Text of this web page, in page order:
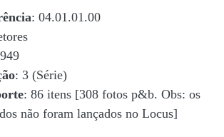
: 04.01.01.00
: 3 (Série)
: 86 itens [308 fotos p&b. Obs: os
não foram lançados no Locus]